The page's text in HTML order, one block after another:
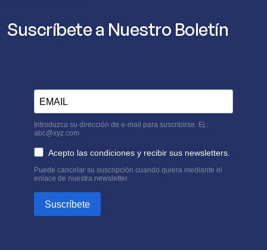
Suscríbete a Nuestro Boletín